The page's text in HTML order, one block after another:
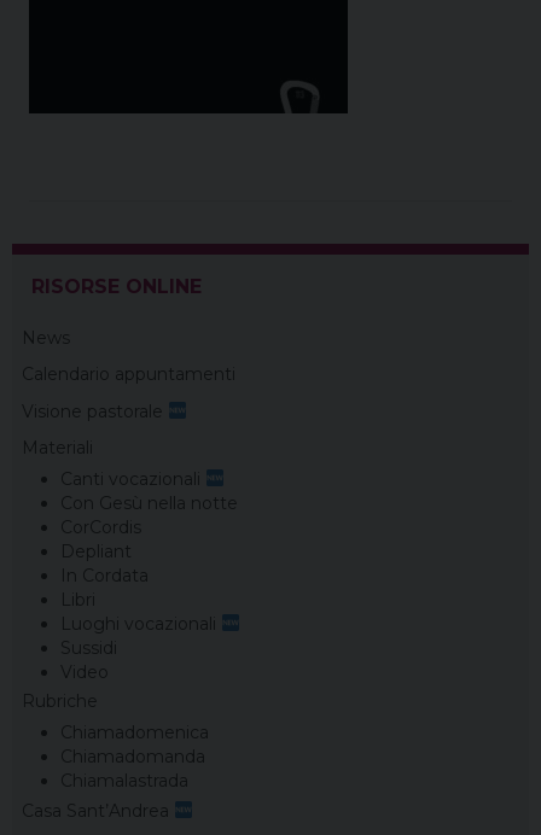
RISORSE ONLINE
News
Calendario appuntamenti
Visione pastorale
Materiali
Canti vocazionali
Con Gesù nella notte
CorCordis
Depliant
In Cordata
Libri
Luoghi vocazionali
Sussidi
Video
Rubriche
Chiamadomenica
Chiamadomanda
Chiamalastrada
Casa Sant’Andrea